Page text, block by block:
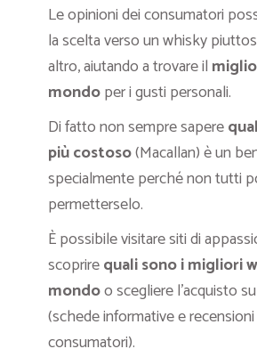
Le opinioni dei consumatori
la scelta verso un whisky
altro, aiutando a trovare il
mondoper i gusti personali.
Di fatto non sempre sapere
più costoso(Macallan) è un
specialmente perché non tutti
permetterselo.
È possibile visitare siti di
scoprirequali sono i migliori
mondoo scegliere l’acquisto
(schede informative e
consumatori).